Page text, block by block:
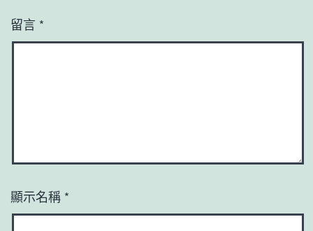
留言 *
顯示名稱 *